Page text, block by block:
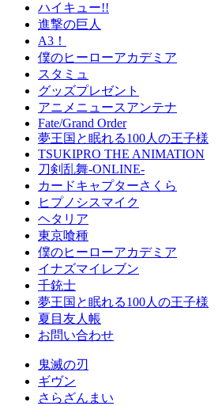
ハイキュー!!
進撃の巨人
A3！
僕のヒーローアカデミア
スタミュ
グッズプレゼント
アニメニュースアンテナ
Fate/Grand Order
夢王国と眠れる100人の王子様
TSUKIPRO THE ANIMATION
刀剣乱舞-ONLINE-
カードキャプターさくら
ヒプノシスマイク
ヘタリア
東京喰種
僕のヒーローアカデミア
イナズマイレブン
千銃士
夢王国と眠れる100人の王子様
夏目友人帳
お問い合わせ
鬼滅の刃
ギヴン
さらざんまい